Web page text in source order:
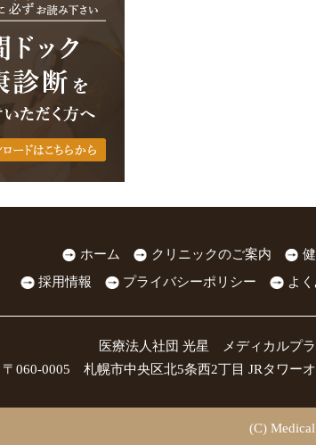
ホーム クリニックのご案内
採用情報
プライバシーポリシー よ
医療法人社団 光星 メディカルプ
〒060-0005 札幌市中央区北5条西2丁目 JRタワー
(C)